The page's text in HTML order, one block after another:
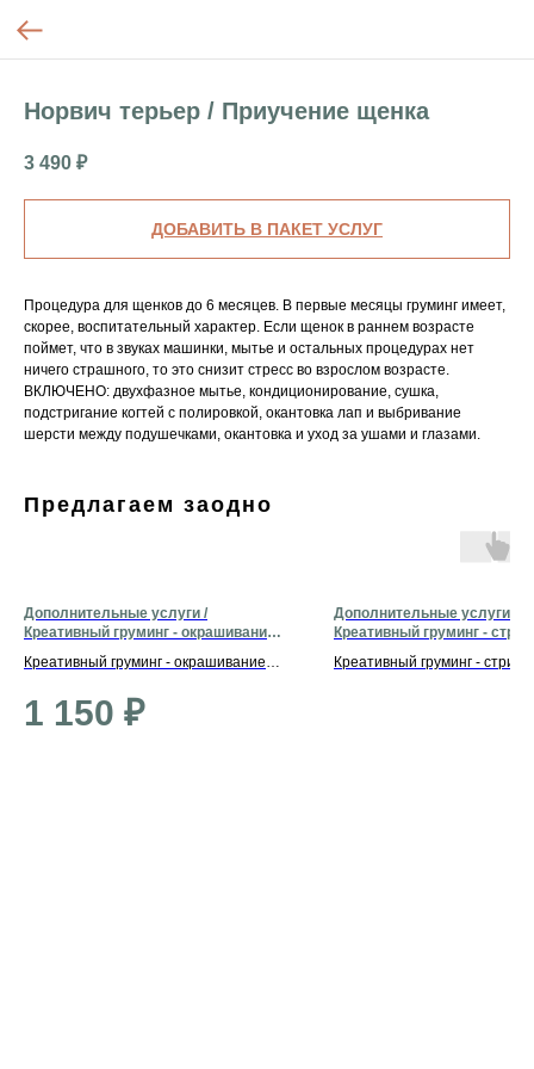
Норвич терьер / Приучение щенка
3 490 ₽
ДОБАВИТЬ В ПАКЕТ УСЛУГ
Процедура для щенков до 6 месяцев. В первые месяцы груминг имеет,
скорее, воспитательный характер. Если щенок в раннем возрасте
поймет, что в звуках машинки, мытье и остальных процедурах нет
ничего страшного, то это снизит стресс во взрослом возрасте.
ВКЛЮЧЕНО: двухфазное мытье, кондиционирование, сушка,
подстригание когтей с полировкой, окантовка лап и выбривание
шерсти между подушечками, окантовка и уход за ушами и глазами.
Предлагаем заодно
Дополнительные услуги /
Креативный груминг - окрашивание
Креативный груминг - окрашивание
1 150 ₽
Дополнительные услуги /
Креативный груминг -
Креативный груминг -